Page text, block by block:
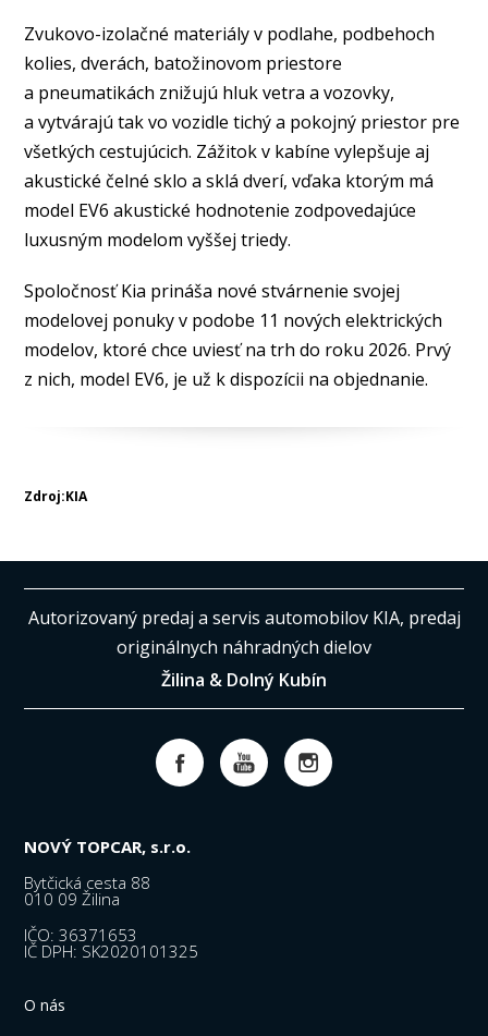
Zvukovo-izolačné materiály v podlahe, podbehoch
kolies, dverách, batožinovom priestore
a pneumatikách znižujú hluk vetra a vozovky,
a vytvárajú tak vo vozidle tichý a pokojný priestor pre
všetkých cestujúcich. Zážitok v kabíne vylepšuje aj
akustické čelné sklo a sklá dverí, vďaka ktorým má
model EV6 akustické hodnotenie zodpovedajúce
luxusným modelom vyššej triedy.
Spoločnosť Kia prináša nové stvárnenie svojej
modelovej ponuky v podobe 11 nových elektrických
modelov, ktoré chce uviesť na trh do roku 2026. Prvý
z nich, model EV6, je už k dispozícii na objednanie.
Zdroj:KIA
Autorizovaný predaj a servis automobilov KIA, predaj
originálnych náhradných dielov
Žilina & Dolný Kubín
NOVÝ TOPCAR, s.r.o.
Bytčická cesta 88
010 09 Žilina
IČO: 36371653
IČ DPH: SK2020101325
O nás